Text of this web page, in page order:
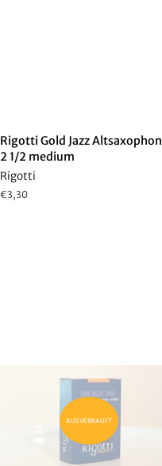
Rigotti Gold Jazz Altsaxophon
2 1/2 medium
Rigotti
Normaler
€3,30
AUSVERKAUFT